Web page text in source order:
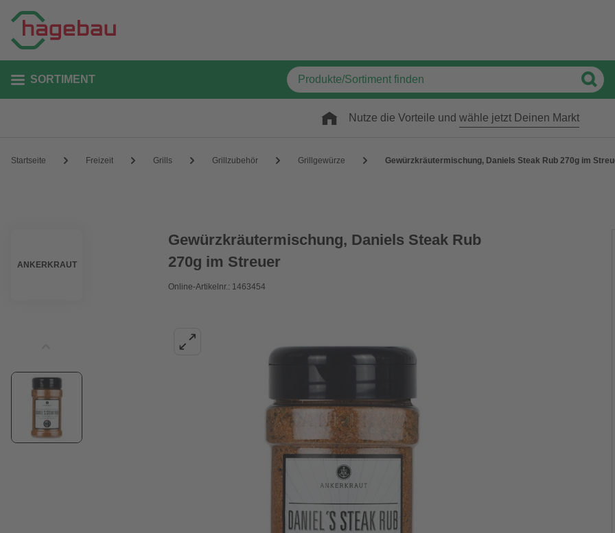
SORTIMENT
Nutze die Vorteile und wähle jetzt Deinen Markt
Startseite Freizeit Grills Grillzubehör Grillgewürze Gewürzkräutermischung, Daniels Steak Rub 270g im
ANKERKRAUT
Gewürzkräutermischung, Daniels Steak Rub
270g im Streuer
Online-Artikelnr.: 1463454